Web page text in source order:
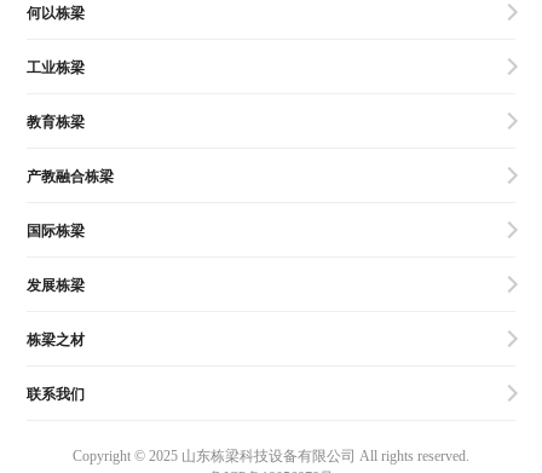
何以栋梁
工业栋梁
教育栋梁
产教融合栋梁
国际栋梁
发展栋梁
栋梁之材
联系我们
Copyright © 2025 山东栋梁科技设备有限公司 All rights reserved.